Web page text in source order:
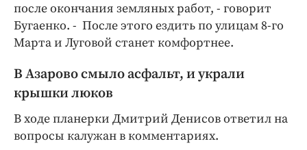
после окончания земляных работ, - говорит
Бугаенко. - После этого ездить по улицам 8-го
Марта и Луговой станет комфортнее.
В Азарово смыло асфальт, и украли
крышки люков
В ходе планерки Дмитрий Денисов ответил на
вопросы калужан в комментариях.